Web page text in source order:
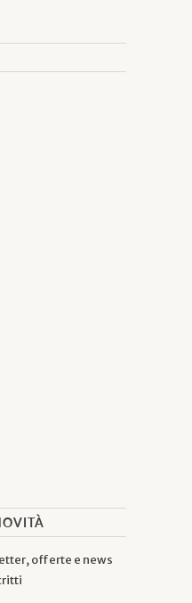
offerte e news